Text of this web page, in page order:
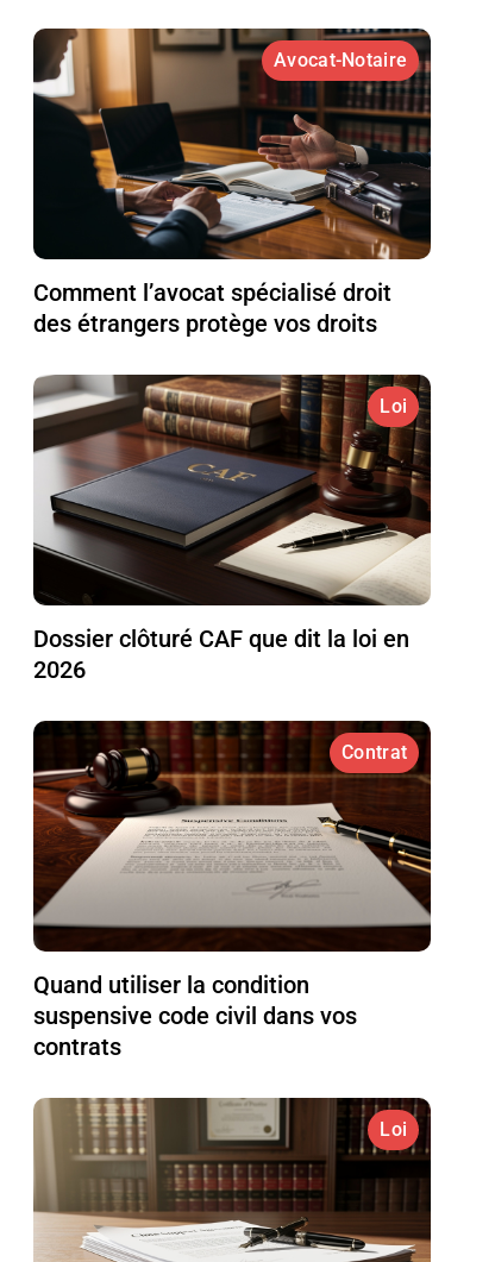
Avocat-Notaire
Comment l’avocat spécialisé droit
des étrangers protège vos droits
Loi
Dossier clôturé CAF que dit la loi en
2026
Contrat
Quand utiliser la condition
suspensive code civil dans vos
contrats
Loi